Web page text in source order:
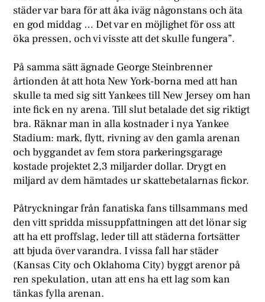
städer var bara för att åka iväg någonstans och äta
en god middag … Det var en möjlighet för oss att
öka pressen, och vi visste att det skulle fungera”.
På samma sätt ägnade George Steinbrenner
årtionden åt att hota New York-borna med att han
skulle ta med sig sitt Yankees till New Jersey om han
inte fick en ny arena. Till slut betalade det sig riktigt
bra. Räknar man in alla kostnader i nya Yankee
Stadium: mark, flytt, rivning av den gamla arenan
och byggandet av fem stora parkeringsgarage
kostade projektet 2,3 miljarder dollar. Drygt en
miljard av dem hämtades ur skattebetalarnas fickor.
Påtryckningar från fanatiska fans tillsammans med
den vitt spridda missuppfattningen att det lönar sig
att ha ett proffslag, leder till att städerna fortsätter
att bjuda över varandra. I vissa fall har städer
(Kansas City och Oklahoma City) byggt arenor på
ren spekulation, utan att ens ha ett lag som kan
tänkas fylla arenan.